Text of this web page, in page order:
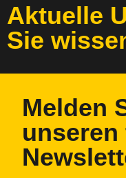
Aktuelle
Sie
Melden